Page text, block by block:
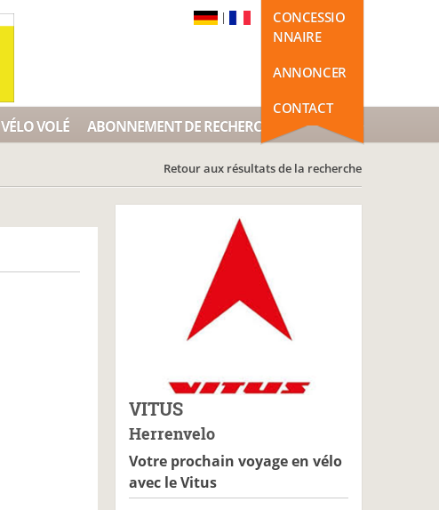
CONCESSIO
NNAIRE
ANNONCER
CONTACT
|
VÉLO VOLÉ ABONNEMENT DE RECHERCHE
Retour aux résultats de la recherche
VITUS
Herrenvelo
Votre prochain voyage en vélo
avec le Vitus